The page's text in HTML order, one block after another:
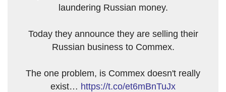
laundering Russian money.
Today they announce they are selling their
Russian business to Commex.
The one problem, is Commex doesn't really
exist… https://t.co/et6mBnTuJx